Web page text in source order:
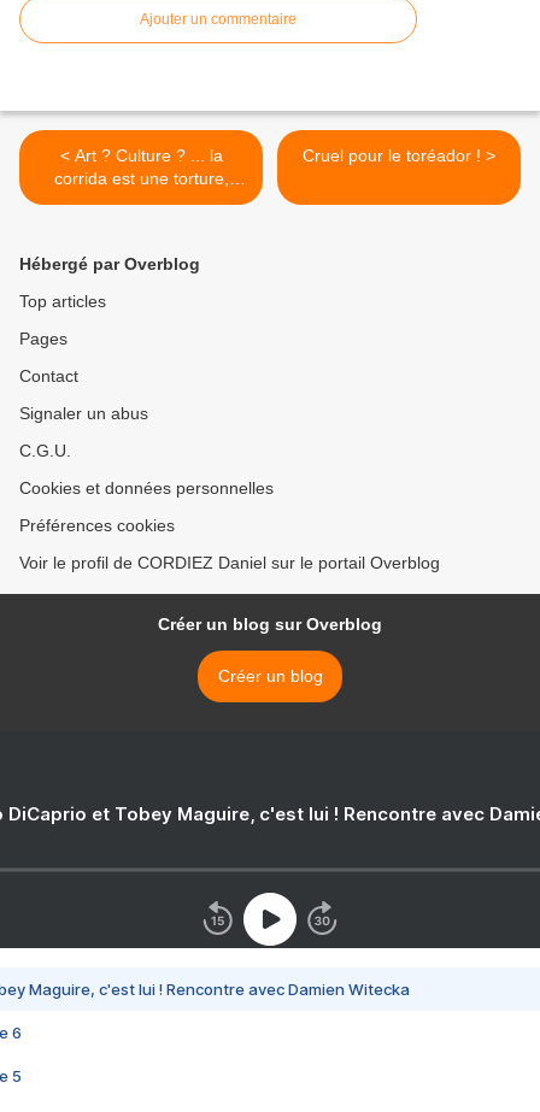
Ajouter un commentaire
< Art ? Culture ? ... la
corrida est une torture,
rouge sang !
Cruel pour le toréador ! >
Hébergé par Overblog
Top articles
Pages
Contact
Signaler un abus
C.G.U.
Cookies et données personnelles
Préférences cookies
Voir le profil de CORDIEZ Daniel sur le portail Overblog
Créer un blog sur Overblog
Créer un blog
DiCaprio et Tobey Maguire, c'est lui ! Rencontre avec
Maguire, c'est lui ! Rencontre avec Damien Witecka
6
5